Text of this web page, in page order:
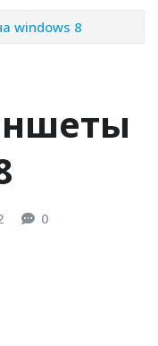
windows 8
0